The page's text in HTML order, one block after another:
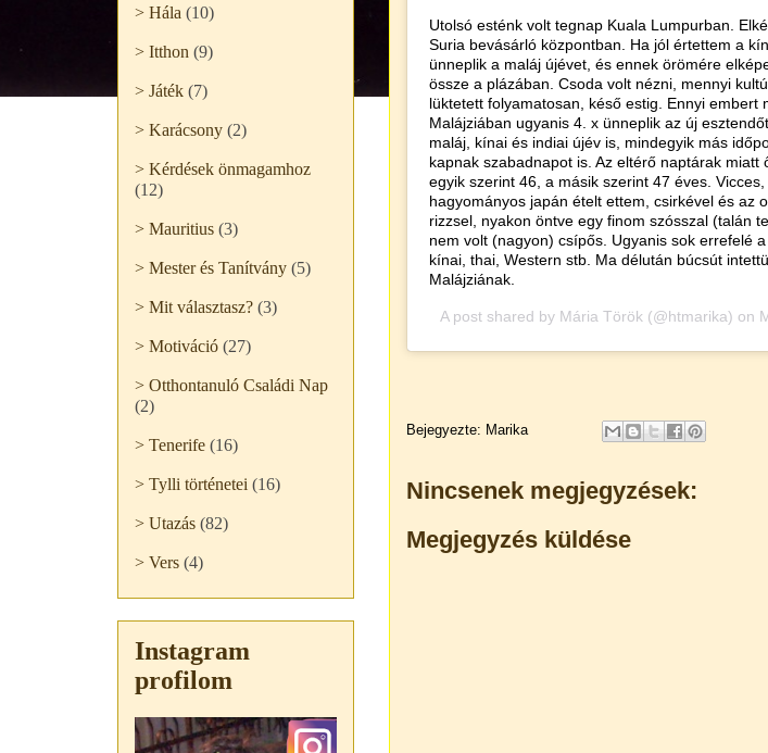
Utolsó esténk volt tegnap Kuala Lumpurban.
Suria bevásárló központban. Ha jól értettem a
ünneplik a maláj újévet, és ennek örömére
össze a plázában. Csoda volt nézni, mennyi
lüktetett folyamatosan, késő estig. Ennyi embert
Malájziában ugyanis 4. x ünneplik az új
maláj, kínai és indiai újév is, mindegyik más
kapnak szabadnapot is. Az eltérő naptárak miatt
egyik szerint 46, a másik szerint 47 éves.
hagyományos japán ételt ettem, csirkével és az
rizzsel, nyakon öntve egy finom szósszal (talán
nem volt (nagyon) csípős. Ugyanis sok errefelé
kínai, thai, Western stb. Ma délután búcsút
Malájziának.
A post shared by Mária Török (@htmarika) on
Bejegyezte: Marika
Nincsenek megjegyzések:
Megjegyzés küldése
> Hála (10)
> Itthon (9)
> Játék (7)
> Karácsony (2)
> Kérdések önmagamhoz
(12)
> Mauritius (3)
> Mester és Tanítvány (5)
> Mit választasz? (3)
> Motiváció (27)
> Otthontanuló Családi Nap
(2)
> Tenerife (16)
> Tylli történetei (16)
> Utazás (82)
> Vers (4)
Instagram
profilom